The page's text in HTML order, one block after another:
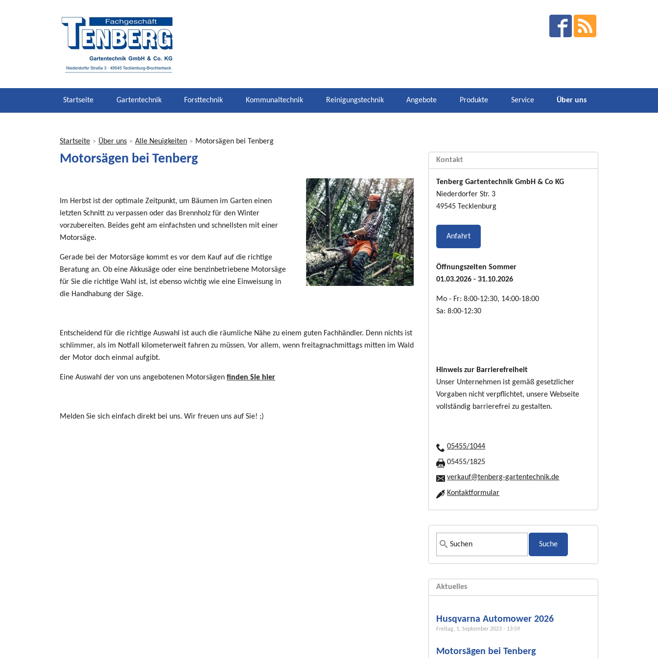
Startseite Gartentechnik Forsttechnik Kommunaltechnik Reinigungstechnik Angebote Produkte Service Über uns
sind
Startseite > Über uns > Alle Neuigkeiten > Motorsägen bei Tenberg
Motorsägen bei Tenberg
Im Herbst ist der optimale Zeitpunkt, um Bäumen im Garten einen
letzten Schnitt zu verpassen oder das Brennholz für den Winter
vorzubereiten. Beides geht am einfachsten und schnellsten mit einer
Motorsäge.
Gerade bei der Motorsäge kommt es vor dem Kauf auf die richtige
Beratung an. Ob eine Akkusäge oder eine benzinbetriebene Motorsäge
für Sie die richtige Wahl ist, ist ebenso wichtig wie eine Einweisung in
die Handhabung der Säge.
Entscheidend für die richtige Auswahl ist auch die räumliche Nähe zu einem guten Fachhändler. Denn nichts ist
schlimmer, als im Notfall kilometerweit fahren zu müssen. Vor allem, wenn freitagnachmittags mitten im Wald
der Motor doch einmal aufgibt.
Eine Auswahl der von uns angebotenen Motorsägen finden Sie hier
Melden Sie sich einfach direkt bei uns. Wir freuen uns auf Sie! ;)
Kontakt
Tenberg Gartentechnik GmbH & Co KG
Niederdorfer Str. 3
49545 Tecklenburg
Anfahrt
Öffnungszeiten Sommer
01.03.2026 - 31.10.2026
Mo - Fr: 8:00-12:30, 14:00-18:00
Sa: 8:00-12:30
Hinweis zur Barrierefreiheit
Unser Unternehmen ist gemäß gesetzlicher
Vorgaben nicht verpflichtet, unsere Webseite
vollständig barrierefrei zu gestalten.
05455/1044
05455/1825
verkauf@tenberg-gartentechnik.de
Kontaktformular
S
u
h
f
r
m
l
Aktuelles
Husqvarna Automower 2026
Freitag, 1. September 2023 - 13:59
Motorsägen bei Tenberg